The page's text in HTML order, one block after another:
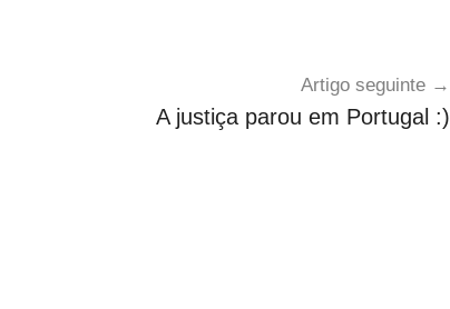
Artigo seguinte
A justiça parou em Portugal :)